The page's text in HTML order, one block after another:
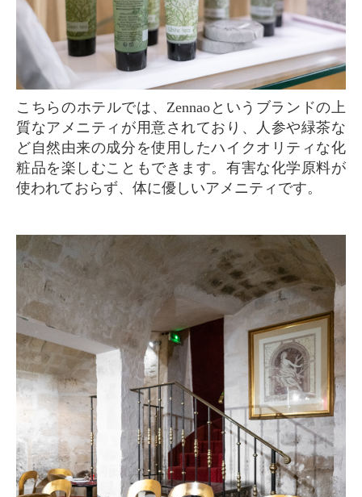
こちらのホテルでは、Zennaoというブランドの上
質なアメニティが用意されており、人参や緑茶な
ど自然由来の成分を使用したハイクオリティな化
粧品を楽しむこともできます。有害な化学原料が
使われておらず、体に優しいアメニティです。